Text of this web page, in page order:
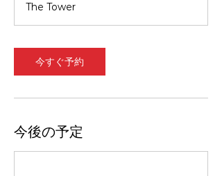
同
The Tower
今すぐ予約
今後の予定